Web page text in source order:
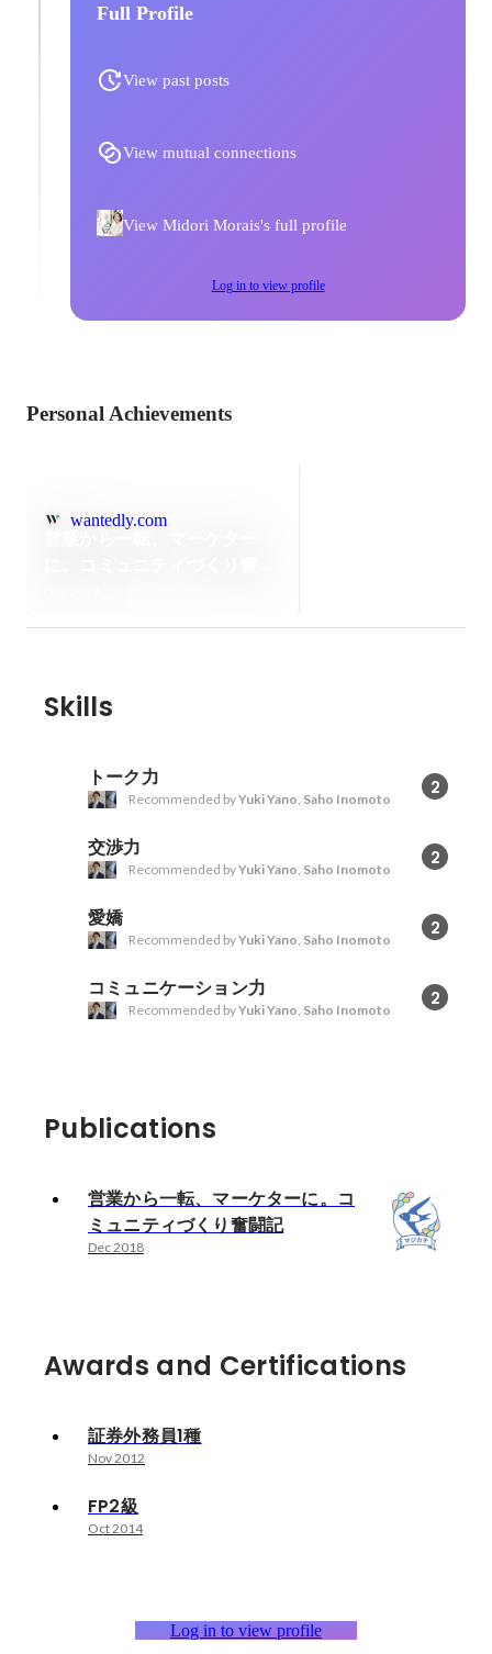
Full Profile
View past posts
View mutual connections
View Midori Morais's full profile
Log in to view profile
Personal Achievements
wantedly.com
Skills
トーク力 2
Recommended byYuki Yano, Saho Inomoto
交渉力 2
Recommended byYuki Yano, Saho Inomoto
愛嬌 2
Recommended byYuki Yano, Saho Inomoto
コミュニケーション力 2
Recommended byYuki Yano, Saho Inomoto
Publications
営業から一転、マーケターに。コ
ミュニティづくり奮闘記
Dec 2018
Awards and Certifications
証券外務員1種
Nov 2012
FP2級
Oct 2014
Log in to view profile